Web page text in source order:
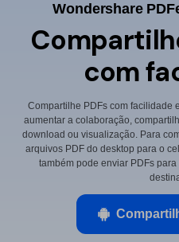
Visão geral
Soluções
Sobre nós
Sala de imprensa
Suporte
Desktop
PDFelement para
PDFelement para Mac
Aplicação Móvel
PDFelement para
PDFelement para
Recursos
Ferramentas de PDF
Ler PDF
Anotar PDF
Criar PDF
Imprimir PDF
Soluções & Suporte
Lista dos melhores
Como fazer
Dicas de OCR PDF
Dicas de assinar PDF
1-10 Usuários
Compre Agora
search
Wondershare
com
Compartilhe PDFs com facilidade
aumentar a colaboração,
download ou visualização. Para
arquivos PDF do desktop para o
também pode enviar PDFs